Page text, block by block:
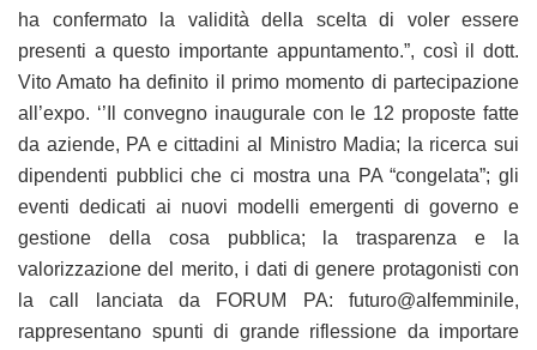
ha confermato la validità della scelta di voler essere
presenti a questo importante appuntamento.”, così il dott.
Vito Amato ha definito il primo momento di partecipazione
all’expo. ‘’Il convegno inaugurale con le 12 proposte fatte
da aziende, PA e cittadini al Ministro Madia; la ricerca sui
dipendenti pubblici che ci mostra una PA “congelata”; gli
eventi dedicati ai nuovi modelli emergenti di governo e
gestione della cosa pubblica; la trasparenza e la
valorizzazione del merito, i dati di genere protagonisti con
la call lanciata da FORUM PA: futuro@alfemminile,
rappresentano spunti di grande riflessione da importare